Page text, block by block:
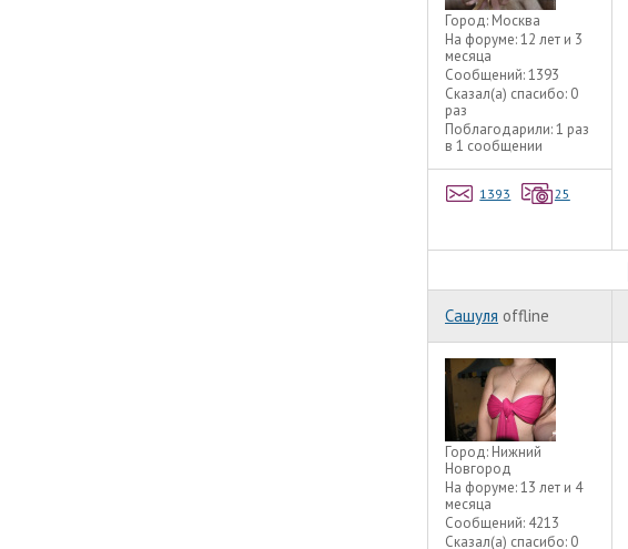
Город: Москва
На форуме:12 лет и 3
месяца
Сообщений:1393
Сказал(а) спасибо: 0
раз
Поблагодарили:1 раз
в 1 сообщении
1393 25
Сашуля offline
Город: Нижний
Новгород
На форуме:13 лет и 4
месяца
Сообщений: 4213
Сказал(а) спасибо: 0